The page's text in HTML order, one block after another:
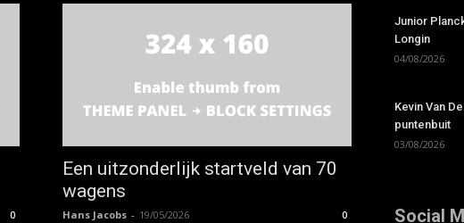
0
Een uitzonderlijk startveld van 70
wagens
Hans Jacobs - 19/05/2026 0
Junior
Longin
04/08/2026
Kevin Van
puntenbuit
03/08/2026
Social